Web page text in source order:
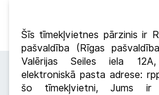
Šīs tīmekļvietnes pārzinis ir
pašvaldība (Rīgas
Valērijas Seiles iela
elektroniskā pasta adrese:
šo tīmekļvietni, Jums ir